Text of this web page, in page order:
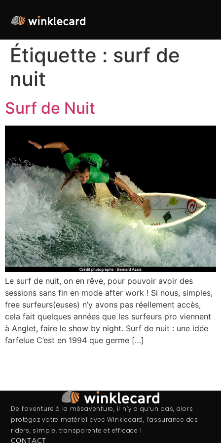
Étiquette : surf de
nuit
Surf de Nuit
Le surf de nuit, on en rêve, pour pouvoir avoir des
sessions sans fin en mode after work ! Si nous, simples,
free surfeurs(euses) n’y avons pas réellement accès,
cela fait quelques années que les surfeurs pro viennent
à Anglet, faire le show by night. Surf de nuit : une idée
farfelue C’est en 1994 que germe […]
De l’aventure à la mésaventure, il n’y a qu’un pas, alors
protégez votre matériel avec Winklecard, l’assurance des
riders, simple, transparente et efficace !
CONTACT